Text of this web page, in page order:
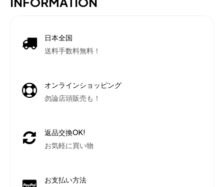
日本全国
送料手数料無料！
オンラインショッピング
勿論店頭販売も！
返品交換OK!
お気軽に買い物
お支払い方法